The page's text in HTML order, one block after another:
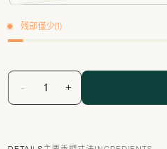
残部僅少(1)
- 1 +